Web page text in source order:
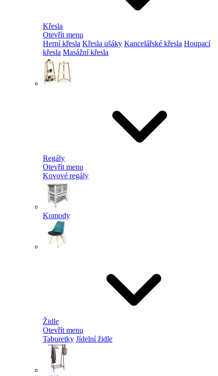
Křesla
Otevřít menu
Herní křesla Křesla ušáky Kancelářské křesla Houpací
křesla Masážní křesla
Regály
Otevřít menu
Kovové regály
Komody
Židle
Otevřít menu
Taburetky Jídelní židle